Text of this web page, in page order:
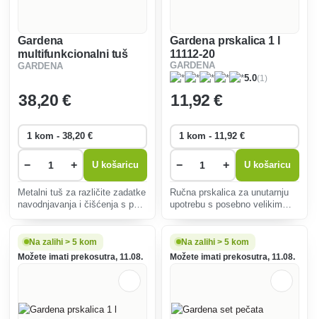
Gardena
multifunkcionalni tuš
Premium 18317-20
GARDENA
38,20 €
− + U košaricu
Metalni tuš za različite zadatke
navodnjavanja i čišćenja s pet
Gardena prskalica 1 l
11112-20
GARDENA
5.0(1)
11,92 €
− + U košaricu
Ručna prskalica za unutarnju
upotrebu s posebno velikim
Na zalihi > 5 kom
Možete imati prekosutra, 11.08.
Na zalihi > 5 kom
Možete imati prekosutra, 11.08.